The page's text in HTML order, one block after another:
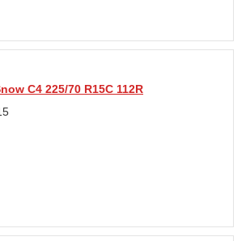
C4 225/70 R15C 112R